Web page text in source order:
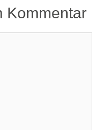
Kommentar